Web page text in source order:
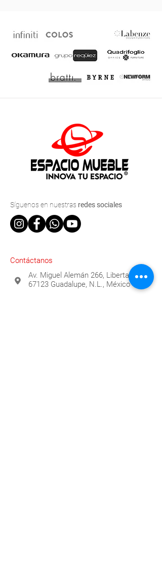
Síguenos en nuestras redes sociales
Contáctanos
Av. Miguel Alemán 266, Libertad,
67123 Guadalupe, N.L., México